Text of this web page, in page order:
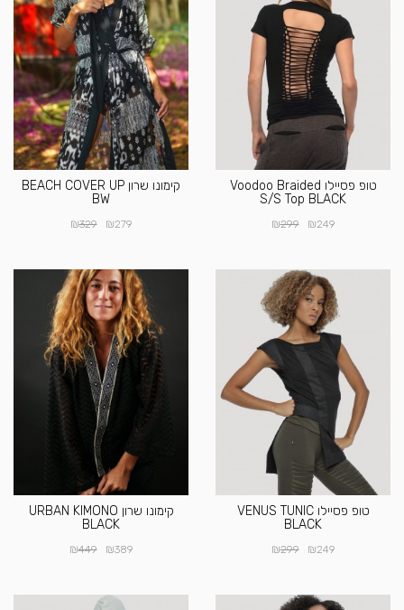
טופ פסיילו Voodoo Braided
S/S Top BLACK
₪249
₪299
קימונו שרון BEACH COVER UP
BW
₪279
₪329
טופ פסיילו VENUS TUNIC
BLACK
₪249
₪299
קימונו שרון URBAN KIMONO
BLACK
₪389
₪449